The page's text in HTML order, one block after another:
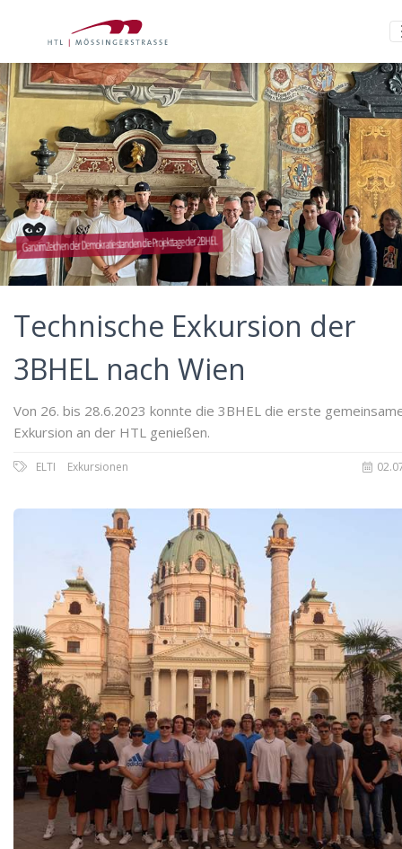
Ganz im Zeichen der Demokratie standen die Projekttage der 2BHEL
Technische Exkursion der
3BHEL nach Wien
Von 26. bis 28.6.2023 konnte die 3BHEL die erste
Exkursion an der HTL genießen.
ELTI Exkursionen